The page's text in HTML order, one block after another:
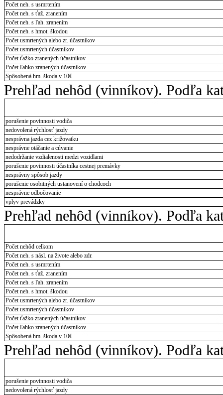
Počet neh. s usmrtením
Počet neh. s ťaž. zranením
Počet neh. s ľah. zranením
Počet neh. s hmot. škodou
Počet usmrtených alebo zr. účastníkov
Počet usmrtených účastníkov
Počet ťažko zranených účastníkov
Počet ľahko zranených účastníkov
Spôsobená hm. škoda v 10€
Prehľad nehôd (vinníkov). Podľa
porušenie povinnosti vodiča
nedovolená rýchlosť jazdy
nesprávna jazda cez križovatku
nesprávne otáčanie a cúvanie
nedodržanie vzdialenosti medzi vozidlami
porušenie povinnosti účastníka cestnej premávky
nesprávny spôsob jazdy
porušenie osobitných ustanovení o chodcoch
nesprávne odbočovanie
vplyv prevádzky
Prehľad nehôd (vinníkov). Podľa
Počet nehôd celkom
Počet neh. s násl. na živote alebo zdr.
Počet neh. s usmrtením
Počet neh. s ťaž. zranením
Počet neh. s ľah. zranením
Počet neh. s hmot. škodou
Počet usmrtených alebo zr. účastníkov
Počet usmrtených účastníkov
Počet ťažko zranených účastníkov
Počet ľahko zranených účastníkov
Spôsobená hm. škoda v 10€
Prehľad nehôd (vinníkov). Podľa
porušenie povinnosti vodiča
nedovolená rýchlosť jazdy